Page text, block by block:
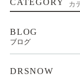
CATEGORY カ
BLOG
ブログ
DRSNOW